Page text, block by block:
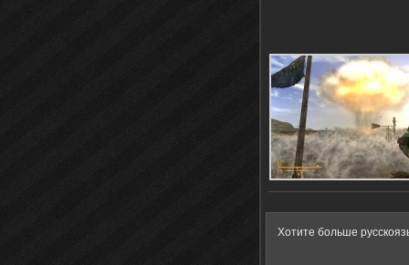
Хотите больше